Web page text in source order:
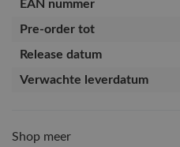
EAN nummer
Pre-order tot
Release datum
Verwachte leverdatum
Shop meer